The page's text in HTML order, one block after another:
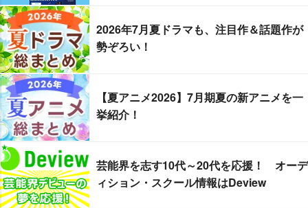
2026年7月夏ドラマも、注目作＆話題作が
勢ぞろい！
【夏アニメ2026】7月期夏の新アニメを一
挙紹介！
芸能界を志す10代～20代を応援！ オーデ
ィション・スクール情報はDeview